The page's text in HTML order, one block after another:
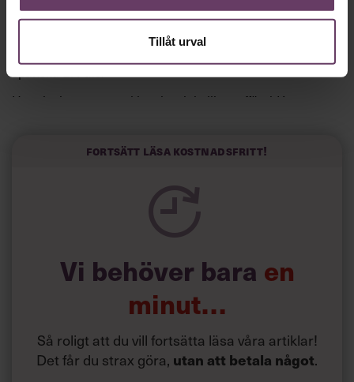
Tillåt urval
Och det funkade:
Horwitz har nu utvecklat sitt trick till en affärsidé: appen
kortfattat slarviga vd-stilen.
Fortsätt läsa kostnadsfritt!
Vi behöver bara en
minut…
Så roligt att du vill fortsätta läsa våra artiklar!
Det får du strax göra, utan att betala något.